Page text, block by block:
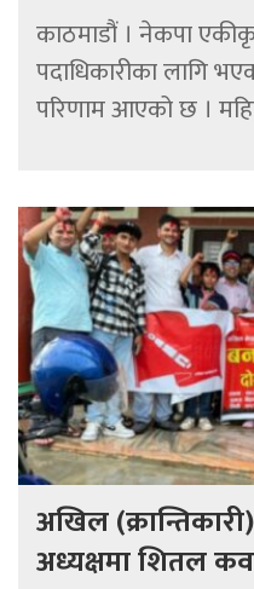
काठमाडौं । नेकपा
पदाधिकारीका लागि
परिणाम आएको छ ।
अखिल
अध्यक्षमा शितल